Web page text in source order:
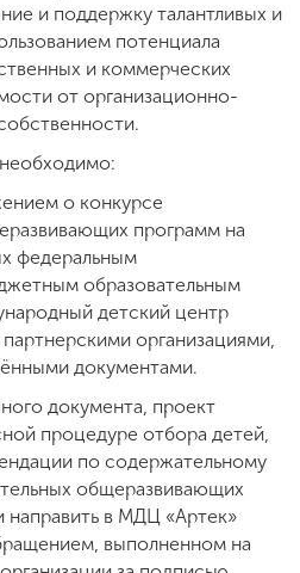
и поддержку талантливых и
потенциала
и коммерческих
от организационно-
о конкурсе
программ на
федеральным
образовательным
детский центр
организациями,
документами.
документа, проект
процедуре отбора детей,
по содержательному
общеразвивающих
направить в МДЦ «Артек»
выполненном на